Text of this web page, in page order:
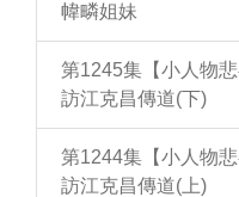
幃疄姐妹
第1245集【小人物
訪江克昌傳道(下)
第1244集【小人物
訪江克昌傳道(上)